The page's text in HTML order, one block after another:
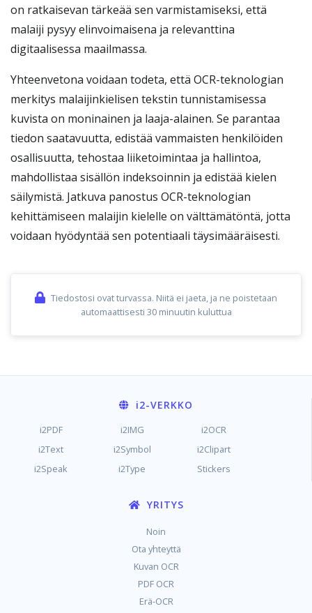
on ratkaisevan tärkeää sen varmistamiseksi, että
malaiji pysyy elinvoimaisena ja relevanttina
digitaalisessa maailmassa.
Yhteenvetona voidaan todeta, että OCR-teknologian
merkitys malaijinkielisen tekstin tunnistamisessa
kuvista on moninainen ja laaja-alainen. Se parantaa
tiedon saatavuutta, edistää vammaisten henkilöiden
osallisuutta, tehostaa liiketoimintaa ja hallintoa,
mahdollistaa sisällön indeksoinnin ja edistää kielen
säilymistä. Jatkuva panostus OCR-teknologian
kehittämiseen malaijin kielelle on välttämätöntä, jotta
voidaan hyödyntää sen potentiaali täysimääräisesti.
Tiedostosi ovat turvassa. Niitä ei jaeta, ja ne poistetaan
automaattisesti 30 minuutin kuluttua
i2-VERKKO
i2PDF i2IMG
i2OCR
i2Text
i2Symbol
i2Clipart
i2Speak
i2Type Stickers
YRITYS
Noin
Ota yhteyttä
Kuvan OCR
PDF OCR
Erä-OCR